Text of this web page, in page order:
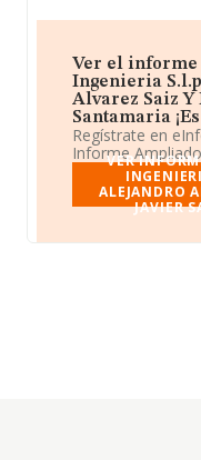
Ver el informe
Ingenieria
Alvarez Saiz Y
Santamaria
Regístrate en
Informe
VER
ALEJANDRO
JAVIER